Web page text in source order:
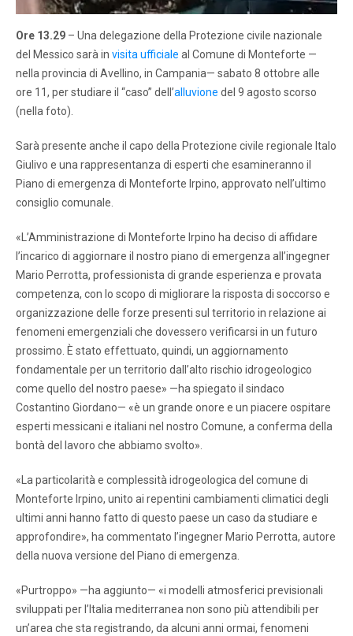
Ore 13.29 – Una delegazione della Protezione civile nazionale
del Messico sarà in visita ufficiale al Comune di Monteforte —
nella provincia di Avellino, in Campania— sabato 8 ottobre alle
ore 11, per studiare il “caso” dell’alluvione del 9 agosto scorso
(nella foto).
Sarà presente anche il capo della Protezione civile regionale Italo
Giulivo e una rappresentanza di esperti che esamineranno il
Piano di emergenza di Monteforte Irpino, approvato nell’ultimo
consiglio comunale.
«L’Amministrazione di Monteforte Irpino ha deciso di affidare
l’incarico di aggiornare il nostro piano di emergenza all’ingegner
Mario Perrotta, professionista di grande esperienza e provata
competenza, con lo scopo di migliorare la risposta di soccorso e
organizzazione delle forze presenti sul territorio in relazione ai
fenomeni emergenziali che dovessero verificarsi in un futuro
prossimo. È stato effettuato, quindi, un aggiornamento
fondamentale per un territorio dall’alto rischio idrogeologico
come quello del nostro paese» —ha spiegato il sindaco
Costantino Giordano— «è un grande onore e un piacere ospitare
esperti messicani e italiani nel nostro Comune, a conferma della
bontà del lavoro che abbiamo svolto».
«La particolarità e complessità idrogeologica del comune di
Monteforte Irpino, unito ai repentini cambiamenti climatici degli
ultimi anni hanno fatto di questo paese un caso da studiare e
approfondire», ha commentato l’ingegner Mario Perrotta, autore
della nuova versione del Piano di emergenza.
«Purtroppo» —ha aggiunto— «i modelli atmosferici previsionali
sviluppati per l’Italia mediterranea non sono più attendibili per
un’area che sta registrando, da alcuni anni ormai, fenomeni